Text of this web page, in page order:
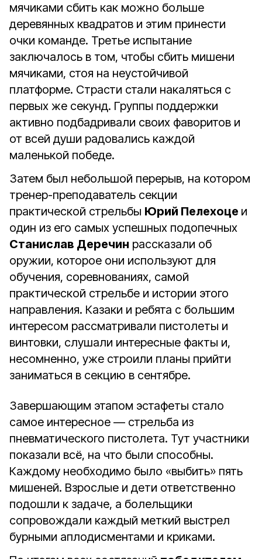
мячиками сбить как можно больше
деревянных квадратов и этим принести
очки команде. Третье испытание
заключалось в том, чтобы сбить мишени
мячиками, стоя на неустойчивой
платформе. Страсти стали накаляться с
первых же секунд. Группы поддержки
активно подбадривали своих фаворитов и
от всей души радовались каждой
маленькой победе.
Затем был небольшой перерыв, на котором
тренер-преподаватель секции
практической стрельбы Юрий Пелехоце и
один из его самых успешных подопечных
Станислав Деречин рассказали об
оружии, которое они используют для
обучения, соревнованиях, самой
практической стрельбе и истории этого
направления. Казаки и ребята с большим
интересом рассматривали пистолеты и
винтовки, слушали интересные факты и,
несомненно, уже строили планы прийти
заниматься в секцию в сентябре.
Завершающим этапом эстафеты стало
самое интересное — стрельба из
пневматического пистолета. Тут участники
показали всё, на что были способны.
Каждому необходимо было «выбить» пять
мишеней. Взрослые и дети ответственно
подошли к задаче, а болельщики
сопровождали каждый меткий выстрел
бурными аплодисментами и криками.